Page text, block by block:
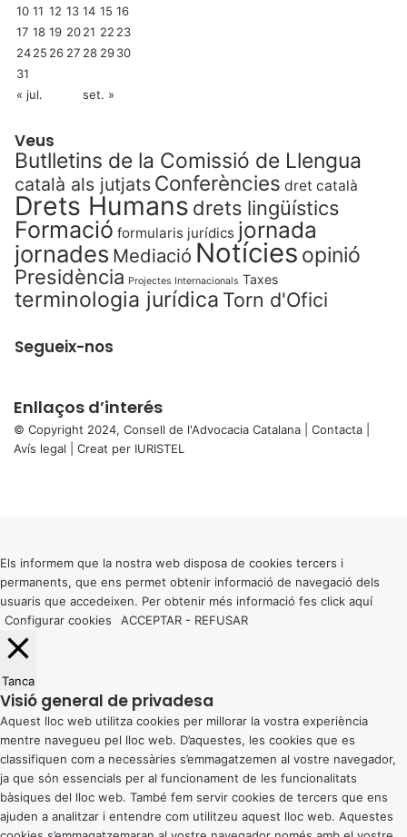
10 11 12 13 14 15 16
17 18 19 2021 22 23
2425 26 27 28 2930
31
« jul.
set. »
Veus
Butlletins de la Comissió de Llengua
català als jutjats Conferències dret català
Drets Humans drets lingüístics
Formació formularis jurídics jornada
jornades Mediació Notícies opinió
Presidència Projectes Internacionals Taxes
terminologia jurídica Torn d'Ofici
Segueix-nos
Enllaços d’interés
© Copyright 2024, Consell de l'Advocacia Catalana | Contacta
Avís legal | Creat per IURISTEL
button
Els informem que la nostra web disposa de cookies tercers i
permanents, que ens permet obtenir informació de navegació dels
usuaris que accedeixen. Per obtenir més informació fes click aquí
Configurar cookies
ACCEPTAR - REFUSAR
Tanca
Visió general de privadesa
Aquest lloc web utilitza cookies per millorar la vostra experiència
mentre navegueu pel lloc web. D’aquestes, les cookies que es
classifiquen com a necessàries s’emmagatzemen al vostre navegador,
ja que són essencials per al funcionament de les funcionalitats
bàsiques del lloc web. També fem servir cookies de tercers que ens
ajuden a analitzar i entendre com utilitzeu aquest lloc web. Aquestes